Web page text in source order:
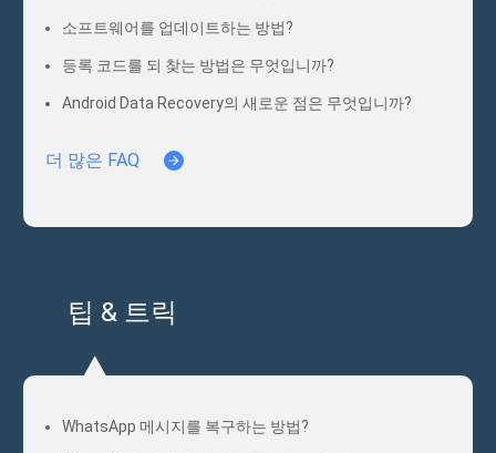
소프트웨어를 업데이트하는 방법?
등록 코드를 되 찾는 방법은 무엇입니까?
Android Data Recovery의 새로운 점은 무엇입니까?
더 많은 FAQ
팁 & 트릭
WhatsApp 메시지를 복구하는 방법?